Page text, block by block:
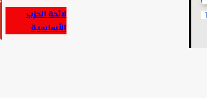
لائحة الحزب
الأساسية